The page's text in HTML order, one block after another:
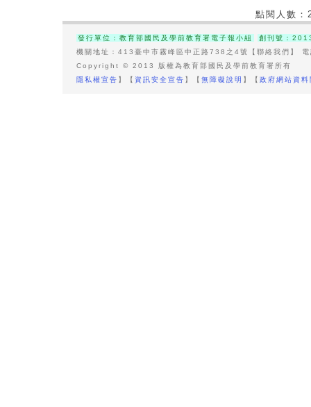
點閱人數：
發行單位：教育部國民及學前教育署電子報小組
創刊號：
機關地址：413臺中市霧峰區中正路738之4號【聯絡我們
Copyright © 2013 版權為教育部國民及學前教育署所有
隱私權宣告 】【 資訊安全宣告 】【 無障礙說明 】【 政府網站資